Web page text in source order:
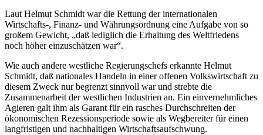
Laut Helmut Schmidt war die Rettung der internationalen
Wirtschafts-, Finanz- und Währungsordnung eine Aufgabe von so
großem Gewicht, „daß lediglich die Erhaltung des Weltfriedens
noch höher einzuschätzen war“.
Wie auch andere westliche Regierungschefs erkannte Helmut
Schmidt, daß nationales Handeln in einer offenen Volkswirtschaft zu
diesem Zweck nur begrenzt sinnvoll war und strebte die
Zusammenarbeit der westlichen Industrien an. Ein einvernehmliches
Agieren galt ihm als Garant für ein rasches Durchschreiten der
ökonomischen Rezessionsperiode sowie als Wegbereiter für einen
langfristigen und nachhaltigen Wirtschaftsaufschwung.